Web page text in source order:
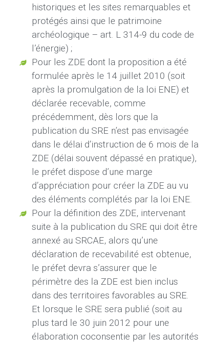
historiques et les sites remarquables et
protégés ainsi que le patrimoine
archéologique – art. L 314-9 du code de
l’énergie) ;
Pour les ZDE dont la proposition a été
formulée après le 14 juillet 2010 (soit
après la promulgation de la loi ENE) et
déclarée recevable, comme
précédemment, dès lors que la
publication du SRE n’est pas envisagée
dans le délai d’instruction de 6 mois de la
ZDE (délai souvent dépassé en pratique),
le préfet dispose d’une marge
d’appréciation pour créer la ZDE au vu
des éléments complétés par la loi ENE.
Pour la définition des ZDE, intervenant
suite à la publication du SRE qui doit être
annexé au SRCAE, alors qu’une
déclaration de recevabilité est obtenue,
le préfet devra s’assurer que le
périmètre des la ZDE est bien inclus
dans des territoires favorables au SRE.
Et lorsque le SRE sera publié (soit au
plus tard le 30 juin 2012 pour une
élaboration coconsentie par les autorités